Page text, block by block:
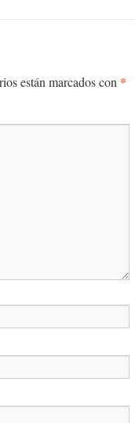
están marcados con *